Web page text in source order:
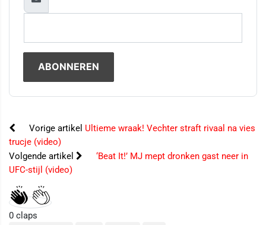
Vorige artikel Ultieme wraak! Vechter straft rivaal na vies
trucje (video)
Volgende artikel
‘Beat It!’ MJ mept dronken gast neer in
UFC-stijl (video)
0 claps